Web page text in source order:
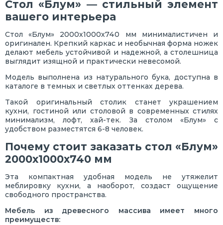
Стол «Блум» — стильный элемент
вашего интерьера
Стол «Блум» 2000х1000х740 мм минималистичен и
оригинален. Крепкий каркас и необычная форма ножек
делают мебель устойчивой и надежной, а столешница
выглядит изящной и практически невесомой.
Модель выполнена из натурального бука, доступна в
каталоге в темных и светлых оттенках дерева.
Такой оригинальный столик станет украшением
кухни, гостиной или столовой в современных стилях
минимализм, лофт, хай-тек. За столом «Блум» с
удобством разместятся 6-8 человек.
Почему стоит заказать стол «Блум»
2000х1000х740 мм
Эта компактная удобная модель не утяжелит
меблировку кухни, а наоборот, создаст ощущение
свободного пространства.
Мебель из древесного массива имеет много
преимуществ: